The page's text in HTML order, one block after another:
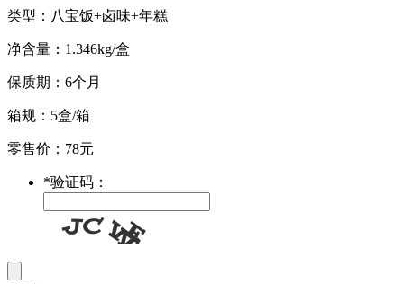
类型：八宝饭+卤味+年糕
净含量：1.346kg/盒
保质期：6个月
箱规：5盒/箱
零售价：78元
*验证码：